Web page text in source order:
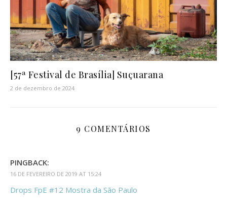
[57ª Festival de Brasília] Suçuarana
2 de dezembro de 2024
9 COMENTÁRIOS
PINGBACK:
16 DE FEVEREIRO DE 2019 AT 15:24
Drops FpE #12 Mostra da São Paulo